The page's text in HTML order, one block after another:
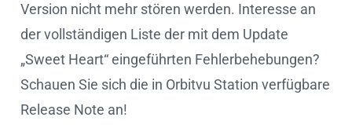
Version nicht mehr stören werden. Interesse an
der vollständigen Liste der mit dem Update
„Sweet Heart“ eingeführten Fehlerbehebungen?
Schauen Sie sich die in Orbitvu Station verfügbare
Release Note an!